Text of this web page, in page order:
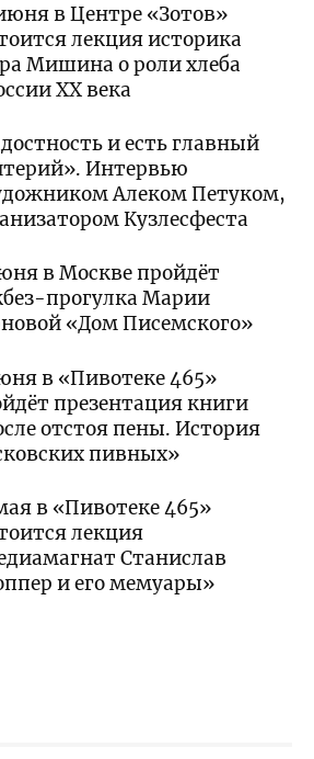
в Центре «Зотов»
лекция историка
Мишина о роли хлеба
XX века
и есть главный
Интервью
Алеком Петуком,
Кузлесфеста
в Москве пройдёт
прогулка Марии
«Дом Писемского»
в «Пивотеке 465»
презентация книги
отстоя пены. История
пивных»
в «Пивотеке 465»
лекция
Станислав
и его мемуары»